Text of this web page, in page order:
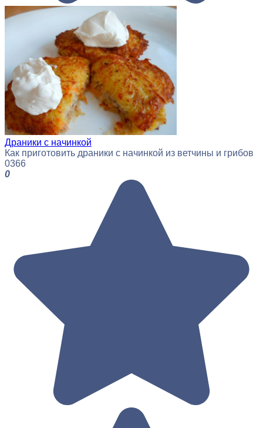
Драники с начинкой
Как приготовить драники с начинкой из ветчины и грибов
0366
0